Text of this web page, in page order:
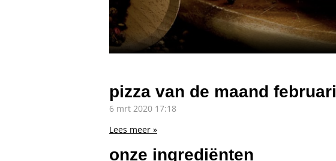
pizza van de maand februari
6 mrt 2020 17:18
Lees meer »
onze ingrediënten